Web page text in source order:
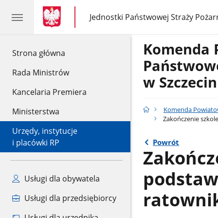
Strona główna
Rada Ministrów
Kancelaria Premiera
Ministerstwa
Urzędy, instytucje
i placówki RP
Usługi dla obywatela
Usługi dla przedsiębiorcy
gov.pl
gov.pl
Jednostki Państwowej Straży
gov.pl
Jednostki
Państwowej
w
Komenda
Zakończenie
Powrót